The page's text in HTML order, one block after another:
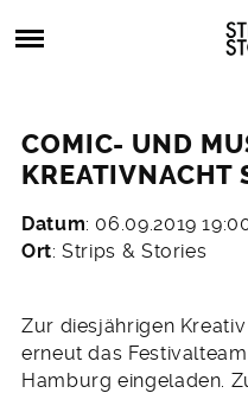
to
Stories
Comics,
Bücher
COMIC- UND
KREATIVNACHT
13.
August
Datum: 06.09.2019
Ort: Strips & Stories
Zur diesjährigen
erneut das
Hamburg eingeladen.